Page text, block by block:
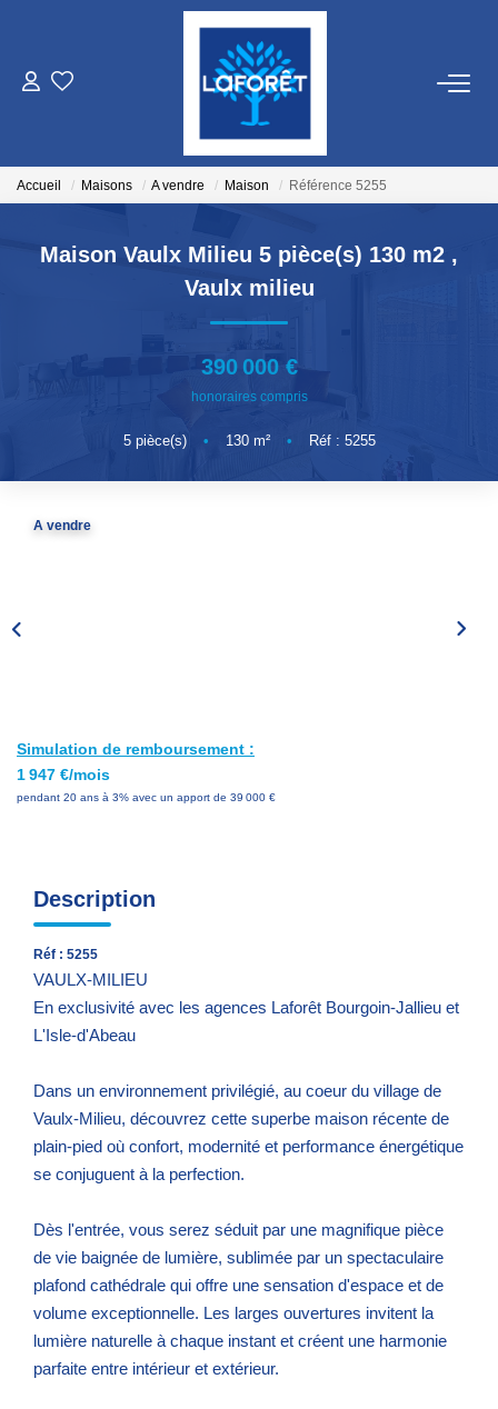
LOCATIONS
GESTION
NOS AGENCES
Qui Sommes Nous
Accueil Maisons A vendre Maison Référence 5255
Maison Vaulx Milieu 5 pièce(s) 130 m2 ,
Vaulx milieu
390 000 €
honoraires compris
5pièce(s) • 130m² • Réf : 5255
A vendre
Simulation de remboursement :
1 947 €/mois
pendant 20 ans à 3% avec un apport de 39 000 €
Description
Réf : 5255
VAULX-MILIEU
En exclusivité avec les agences Laforêt Bourgoin-Jallieu et
L'Isle-d'Abeau
Dans un environnement privilégié, au coeur du village de
Vaulx-Milieu, découvrez cette superbe maison récente de
plain-pied où confort, modernité et performance énergétique
se conjuguent à la perfection.
Dès l'entrée, vous serez séduit par une magnifique pièce
de vie baignée de lumière, sublimée par un spectaculaire
plafond cathédrale qui offre une sensation d'espace et de
volume exceptionnelle. Les larges ouvertures invitent la
lumière naturelle à chaque instant et créent une harmonie
parfaite entre intérieur et extérieur.